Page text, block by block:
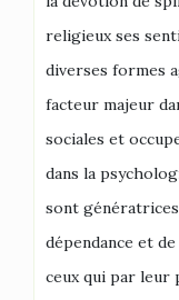
religieux ses
diverses formes
facteur majeur
sociales et
dans la
sont génératrices
dépendance et
ceux qui par leur